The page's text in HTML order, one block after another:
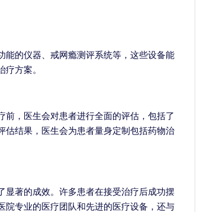
能的仪器、戒网瘾测评系统等，这些设备能
方案。
，医生会对患者进行全面的评估，包括了
估结果，医生会为患者量身定制包括药物治
显著的成效。许多患者在接受治疗后成功摆
院专业的医疗团队和先进的医疗设备，还与
张剑红
成瘾、酒精依赖、...
介绍